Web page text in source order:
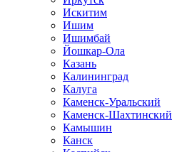
Искитим
Ишим
Ишимбай
Йошкар-Ола
Казань
Калининград
Калуга
Каменск-Уральский
Каменск-Шахтинский
Камышин
Канск